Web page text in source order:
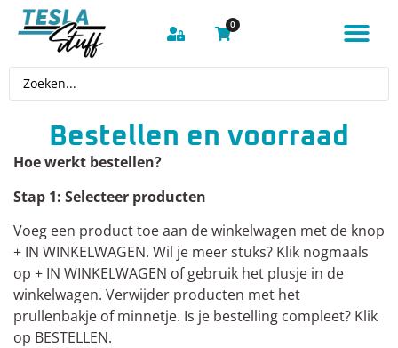
0
Bestellen en voorraad
Hoe werkt bestellen?
Stap 1: Selecteer producten
Voeg een product toe aan de winkelwagen met de knop
+ IN WINKELWAGEN. Wil je meer stuks? Klik nogmaals
op + IN WINKELWAGEN of gebruik het plusje in de
winkelwagen. Verwijder producten met het
prullenbakje of minnetje. Is je bestelling compleet? Klik
op BESTELLEN.